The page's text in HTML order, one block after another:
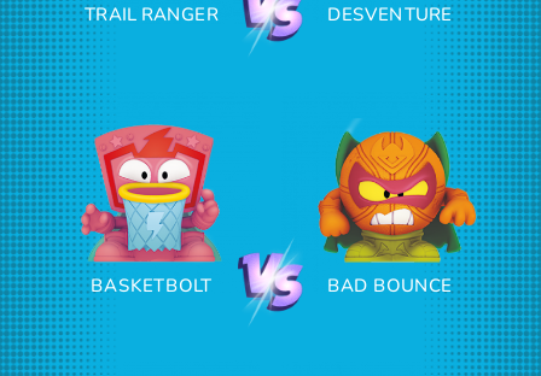
TRAIL RANGER DESVENTURE
BASKETBOLT BAD BOUNCE